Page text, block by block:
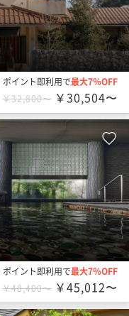
ポイント即利用で最大7％OFF
￥32,800〜 ￥30,504〜
ポイント即利用で最大7％OFF
￥48,400〜 ￥45,012〜